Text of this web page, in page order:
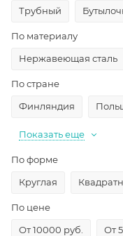
Трубный
По материалу
Нержавеющая сталь
По стране
Финляндия
Показать еще
По форме
Круглая
По цене
От 10000 руб.
От